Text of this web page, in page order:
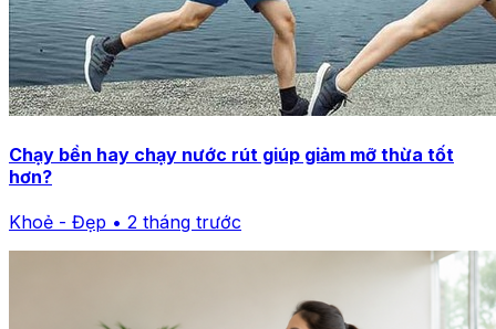
Chạy bền hay chạy nước rút giúp giảm mỡ thừa tốt
hơn?
Khoẻ - Đẹp • 2 tháng trước